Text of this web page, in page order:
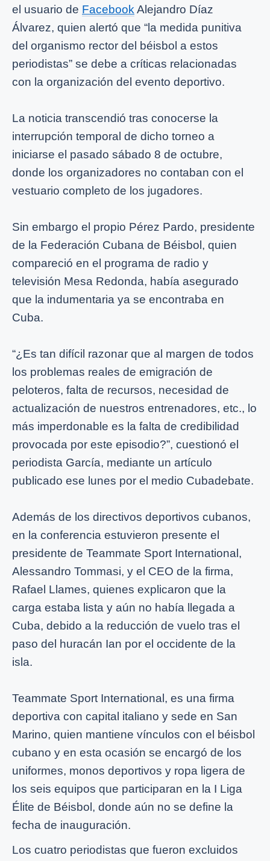
el usuario de Facebook Alejandro Díaz
Álvarez, quien alertó que “la medida punitiva
del organismo rector del béisbol a estos
periodistas” se debe a críticas relacionadas
con la organización del evento deportivo.
La noticia transcendió tras conocerse la
interrupción temporal de dicho torneo a
iniciarse el pasado sábado 8 de octubre,
donde los organizadores no contaban con el
vestuario completo de los jugadores.
Sin embargo el propio Pérez Pardo, presidente
de la Federación Cubana de Béisbol, quien
compareció en el programa de radio y
televisión Mesa Redonda, había asegurado
que la indumentaria ya se encontraba en
Cuba.
“¿Es tan difícil razonar que al margen de todos
los problemas reales de emigración de
peloteros, falta de recursos, necesidad de
actualización de nuestros entrenadores, etc., lo
más imperdonable es la falta de credibilidad
provocada por este episodio?”, cuestionó el
periodista García, mediante un artículo
publicado ese lunes por el medio Cubadebate.
Además de los directivos deportivos cubanos,
en la conferencia estuvieron presente el
presidente de Teammate Sport International,
Alessandro Tommasi, y el CEO de la firma,
Rafael Llames, quienes explicaron que la
carga estaba lista y aún no había llegada a
Cuba, debido a la reducción de vuelo tras el
paso del huracán Ian por el occidente de la
isla.
Teammate Sport International, es una firma
deportiva con capital italiano y sede en San
Marino, quien mantiene vínculos con el béisbol
cubano y en esta ocasión se encargó de los
uniformes, monos deportivos y ropa ligera de
los seis equipos que participaran en la I Liga
Élite de Béisbol, donde aún no se define la
fecha de inauguración.
Los cuatro periodistas que fueron excluidos